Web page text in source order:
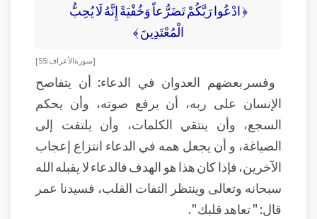
﴿ ادْعُوا رَبَّكُمْ تَضَرُّعاً وَخُفْيَةً إِنَّهُ لَا يُحِبُّ
الْمُعْتَدِينَ ﴾
[ سورة الأعراف: 55 ]
وفسر بعضهم العدوان في الدعاء: أن يتفاصح
الإنسان على ربه، أن يرفع صوته، وأن يحكم
السجع، وأن ينتقي الكلمات، وأن يلتفت إلى
الصياغة، و أن يجعل همه في الدعاء انتزاع إعجاب
الآخرين، فإذا كان هذا هو الهدف فالدعاء لا يقبله الله
سبحانه وتعالى وينتظر التفات القلب، فسيدنا عمر
قال: " تعاهد قلبك ".